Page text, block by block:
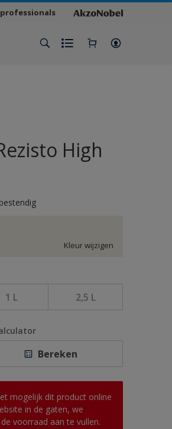
professionals
High
Kleur wijzigen
1 L 2,5 L
Bereken
mogelijk dit product online
in de gaten, we
voorraad aan te vullen.